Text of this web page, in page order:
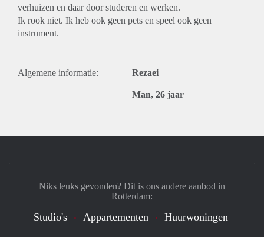
verhuizen en daar door studeren en werken.
Ik rook niet. Ik heb ook geen pets en speel ook geen
instrument.
Algemene informatie: Rezaei
Man, 26 jaar
Niks leuks gevonden? Dit is ons andere aanbod in
Rotterdam:
Studio's Appartementen Huurwoningen